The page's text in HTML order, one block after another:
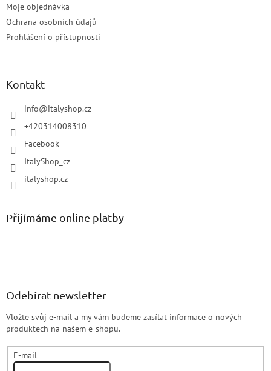
Moje objednávka
Ochrana osobních údajů
Prohlášení o přístupnosti
Kontakt
info@italyshop.cz
+420314008310
Facebook
ItalyShop_cz
italyshop.cz
Přijímáme online platby
Odebírat newsletter
Vložte svůj e-mail a my vám budeme zasílat informace o nových
produktech na našem e-shopu.
E-mail